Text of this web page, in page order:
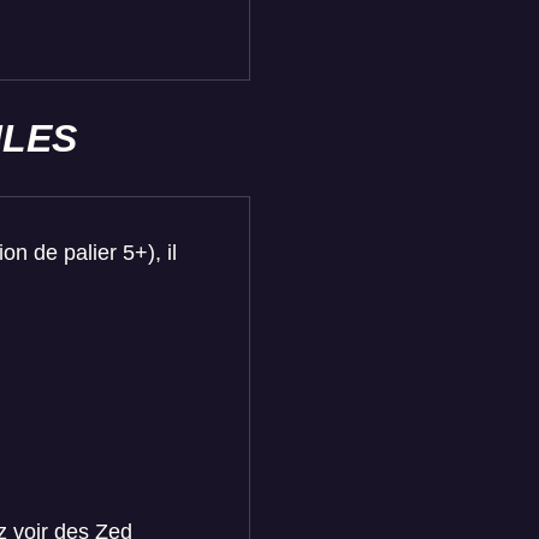
de palier 5+), il
voir des Zed